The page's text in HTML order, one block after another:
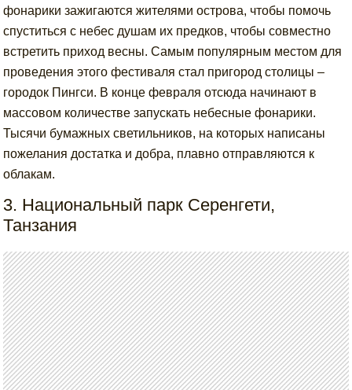
фонарики зажигаются жителями острова, чтобы помочь
спуститься с небес душам их предков, чтобы совместно
встретить приход весны. Самым популярным местом для
проведения этого фестиваля стал пригород столицы –
городок Пингси. В конце февраля отсюда начинают в
массовом количестве запускать небесные фонарики.
Тысячи бумажных светильников, на которых написаны
пожелания достатка и добра, плавно отправляются к
облакам.
3. Национальный парк Серенгети,
Танзания